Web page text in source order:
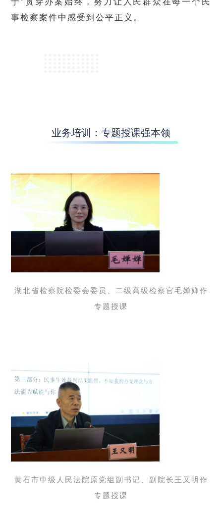
事检察案件中感受到公平正义。
业务培训：专题授课强本领
湖北省检察院检委会委员、二级高级检察官毛婵婵作
专题授课
黄石市中级人民法院原党组副书记、副院长王又明作
专题授课